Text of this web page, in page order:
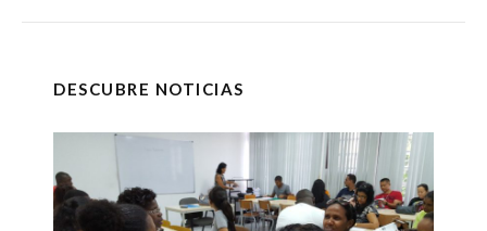
DESCUBRE NOTICIAS